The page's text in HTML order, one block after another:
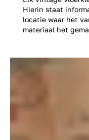
Hierin staat
locatie waar het
materiaal het